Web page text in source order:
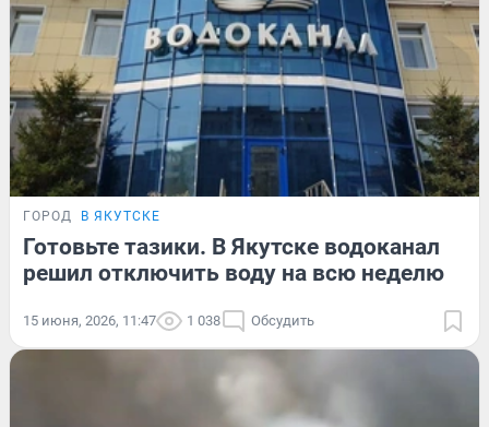
ГОРОД В ЯКУТСКЕ
Готовьте тазики. В Якутске водоканал
решил отключить воду на всю неделю
15 июня, 2026, 11:47 1 038 Обсудить